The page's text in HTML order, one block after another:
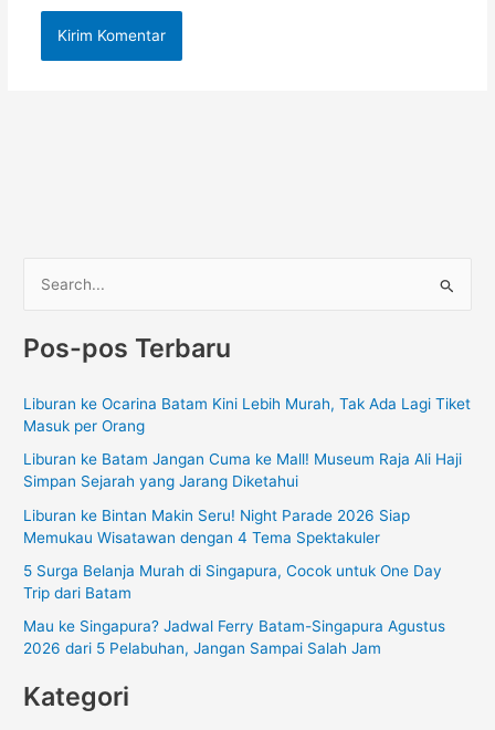
r
u
t
Pos-pos Terbaru
Liburan ke Ocarina Batam Kini Lebih Murah, Tak Ada Lagi Tiket
Masuk per Orang
Liburan ke Batam Jangan Cuma ke Mall! Museum Raja Ali Haji
Simpan Sejarah yang Jarang Diketahui
Liburan ke Bintan Makin Seru! Night Parade 2026 Siap
Memukau Wisatawan dengan 4 Tema Spektakuler
5 Surga Belanja Murah di Singapura, Cocok untuk One Day
Trip dari Batam
Mau ke Singapura? Jadwal Ferry Batam-Singapura Agustus
2026 dari 5 Pelabuhan, Jangan Sampai Salah Jam
Kategori